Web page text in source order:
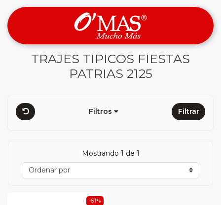
TRAJES TIPICOS FIESTAS
PATRIAS 2125
Filtros Filtrar
Mostrando 1 de 1
-51%